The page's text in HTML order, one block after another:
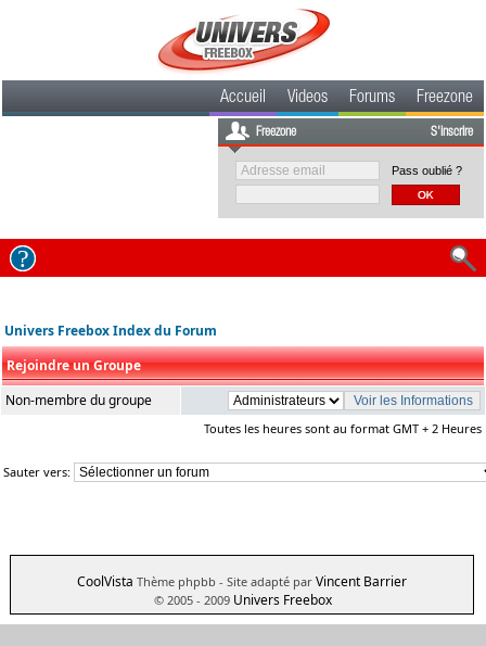
Accueil Videos Forums Freezone
Freezone S'inscrire
Pass oublié ?
Univers Freebox Index du Forum
Rejoindre un Groupe
Non-membre du groupe
Toutes les heures sont au format GMT + 2 Heures
Sauter vers:
CoolVista Thème phpbb - Site adapté par Vincent Barrier
© 2005 - 2009 Univers Freebox